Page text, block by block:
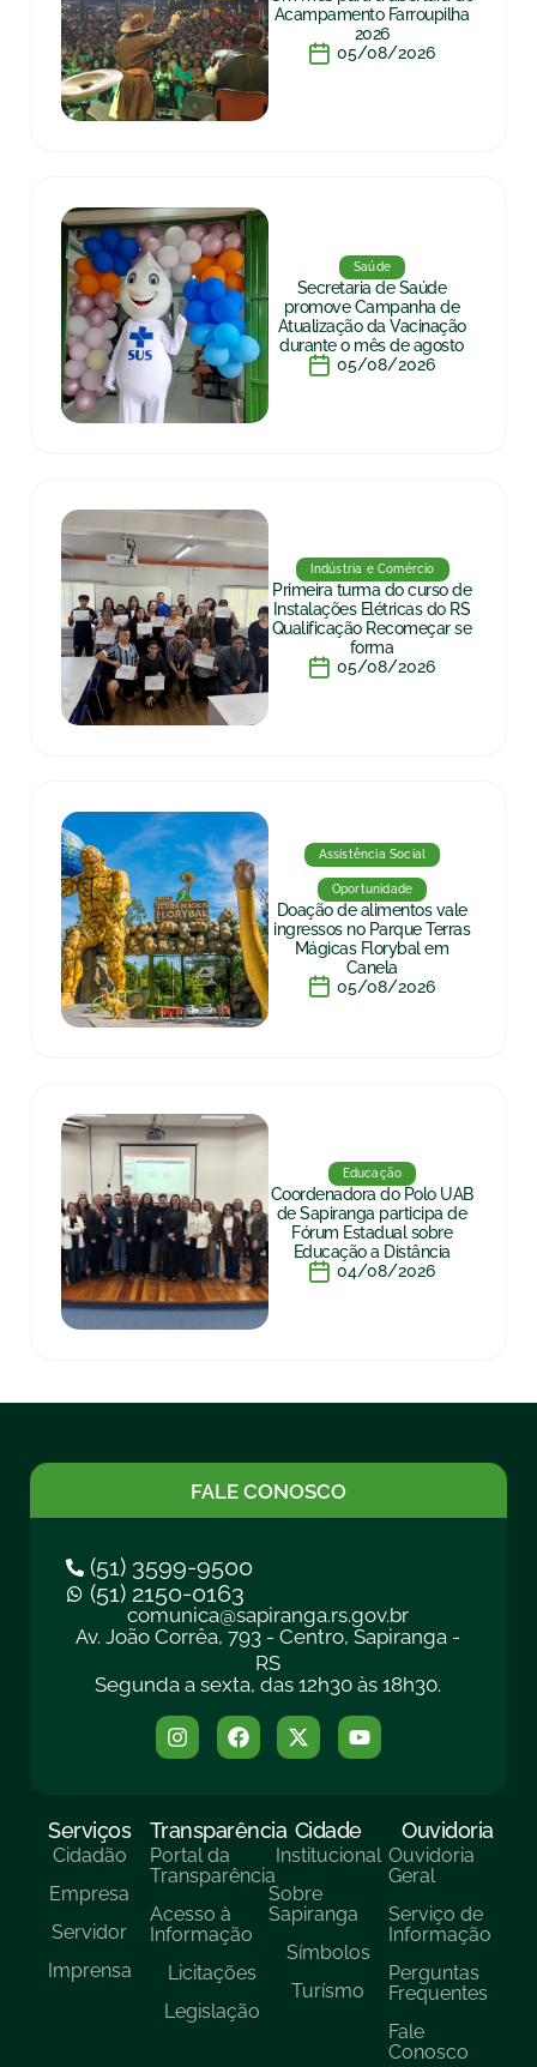
Acampamento Farroupilha
2026
05/08/2026
Saúde
Secretaria de Saúde
promove Campanha de
Atualização da Vacinação
durante o mês de agosto
05/08/2026
Indústria e Comércio
Primeira turma do curso de
Instalações Elétricas do RS
Qualificação Recomeçar se
forma
05/08/2026
Assistência Social
Oportunidade
Doação de alimentos vale
ingressos no Parque Terras
Mágicas Florybal em
Canela
05/08/2026
Educação
Coordenadora do Polo UAB
de Sapiranga participa de
Fórum Estadual sobre
Educação a Distância
04/08/2026
FALE CONOSCO
(51) 3599-9500
(51) 2150-0163
comunica@sapiranga.rs.gov.br
Av. João Corrêa, 793 - Centro, Sapiranga -
RS
Segunda a sexta, das 12h30 às 18h30.
Serviços
Cidadão
Empresa
Servidor
Imprensa
Transparência
Portal da
Transparência
Acesso à
Informação
Licitações
Legislação
Cidade
Institucional
Sobre
Sapiranga
Símbolos
Turísmo
Ouvidoria
Ouvidoria
Geral
Serviço de
Informação
Perguntas
Frequentes
Fale
Conosco